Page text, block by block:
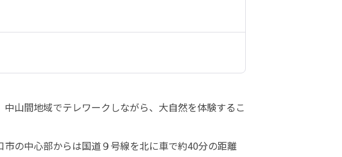
山間地域でテレワークしながら、大自然を体験するこ
の中心部からは国道９号線を北に車で約40分の距離